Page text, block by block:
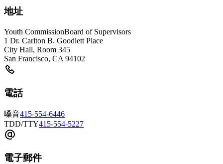
地址
Youth CommissionBoard of Supervisors
1 Dr. Carlton B. Goodlett Place
City Hall, Room 345
San Francisco, CA 94102
電話
嗓音415-554-6446
TDD/TTY415-554-5227
電子郵件